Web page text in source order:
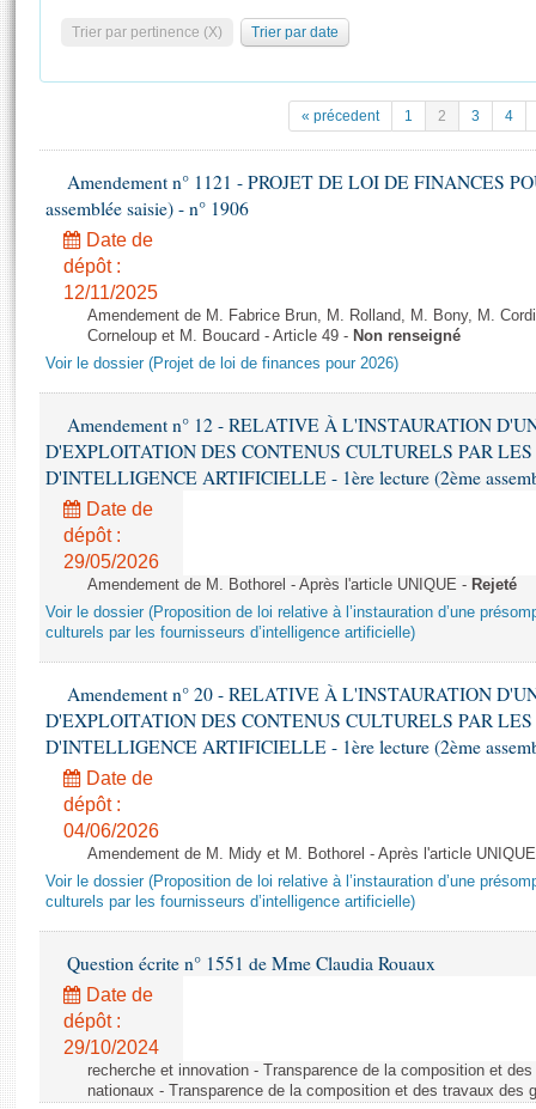
Pétitions
Projets de loi
Propositions de loi
Amendements
Textes adoptés
Rapports d'information
Rapports d'enquête
Rapports sur l'application des lois
Baromètre de l’application des lois
Dossiers législatifs
Budget et sécurité sociale
Questions écrites et orales
Comptes rendus des débats
Statistiques et chiffres clés
( Constitution | Règlement de l'Assemblée ... )
Juniors
Anciennes législatures
Liens vers les sites publics
Contacts et plan d'accès
Photos libres de droit
Trier par pertinence (X) Trier par date
« précedent 1 2 3 4
Amendement n° 1121 - PROJET DE LOI DE FINANCES
assemblée saisie) - n° 1906
Date de
dépôt :
12/11/2025
Amendement de M. Fabrice Brun, M. Rolland, M. Bony, M.
Corneloup et M. Boucard - Article 49 - Non renseigné
Voir le dossier (Projet de loi de finances pour 2026)
Amendement n° 12 - RELATIVE À L'INSTAURATION
D'EXPLOITATION DES CONTENUS CULTURELS PAR LES
D'INTELLIGENCE ARTIFICIELLE - 1ère lecture (2ème
Date de
dépôt :
29/05/2026
Amendement de M. Bothorel - Après l'article UNIQUE - Rejeté
Voir le dossier (Proposition de loi relative à l’instauration d’une
culturels par les fournisseurs d’intelligence artificielle)
Amendement n° 20 - RELATIVE À L'INSTAURATION
D'EXPLOITATION DES CONTENUS CULTURELS PAR LES
D'INTELLIGENCE ARTIFICIELLE - 1ère lecture (2ème
Date de
dépôt :
04/06/2026
Amendement de M. Midy et M. Bothorel - Après l'article
Voir le dossier (Proposition de loi relative à l’instauration d’une
culturels par les fournisseurs d’intelligence artificielle)
Question écrite n° 1551 de Mme Claudia Rouaux
Date de
dépôt :
29/10/2024
recherche et innovation - Transparence de la composition et
nationaux - Transparence de la composition et des travaux des